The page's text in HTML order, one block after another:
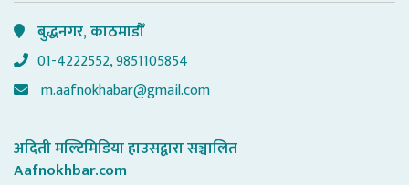
बुद्धनगर, काठमाडौँ
01-4222552, 9851105854
m.aafnokhabar@gmail.com
अदिती मल्टिमिडिया हाउसद्वारा सञ्चालित
Aafnokhbar.com